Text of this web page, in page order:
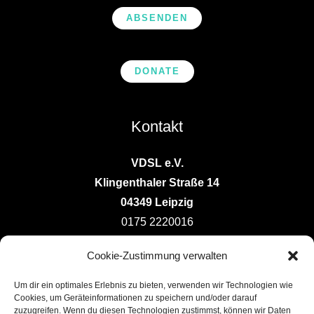
Cookie-Zustimmung verwalten
Um dir ein optimales Erlebnis zu bieten, verwenden wir Technologien wie
Cookies, um Geräteinformationen zu speichern und/oder darauf
zuzugreifen. Wenn du diesen Technologien zustimmst, können wir Daten
ABSENDEN
DONATE
Kontakt
VDSL e.V.
Klingenthaler Straße 14
04349 Leipzig
0175 2220016